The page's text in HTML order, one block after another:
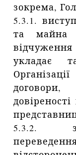
зокрема,
5.3.1.
та майна
укладає
5.3.2.